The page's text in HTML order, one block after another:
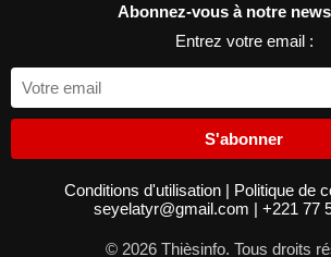
Abonnez-vous à notre
Entrez votre email :
S'abonner
Conditions d'utilisation | Politique de
seyelatyr@gmail.com | +221 77
© 2026 Thièsinfo. Tous droits